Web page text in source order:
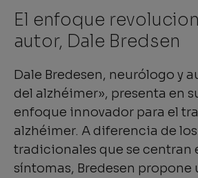
El enfoque
autor, Dale Bredsen
Dale Bredesen, neurólogo y
del alzhéimer», presenta en
enfoque innovador para el
alzhéimer. A diferencia de
tradicionales que se centran
síntomas, Bredesen propone